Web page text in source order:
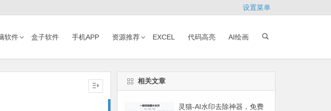
设置菜单
软件 盒子软件 手机APP 资源推荐 EXCEL 代码高亮 AI绘画
相关文章
灵猫-AI水印去除神器，免费